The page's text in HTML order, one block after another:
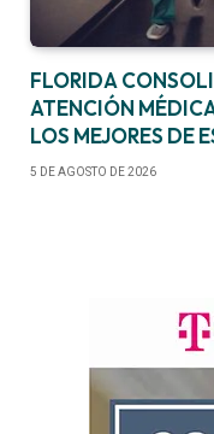
FLORIDA
ATENCIÓN
LOS MEJORES DE
5 DE AGOSTO DE 2026